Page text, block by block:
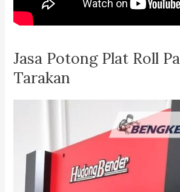
Jasa Potong Plat Roll
Tarakan